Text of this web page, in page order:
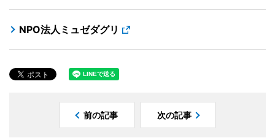
NPO法人ミュゼダグリ
前の記事 次の記事